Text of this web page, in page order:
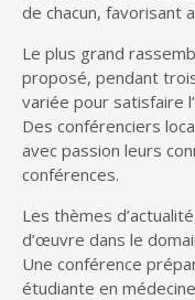
de chacun, favorisant
Le plus grand
proposé, pendant
variée pour satisfaire
Des conférenciers
avec passion leurs
conférences.
Les thèmes
d’œuvre dans le
Une conférence
étudiante en